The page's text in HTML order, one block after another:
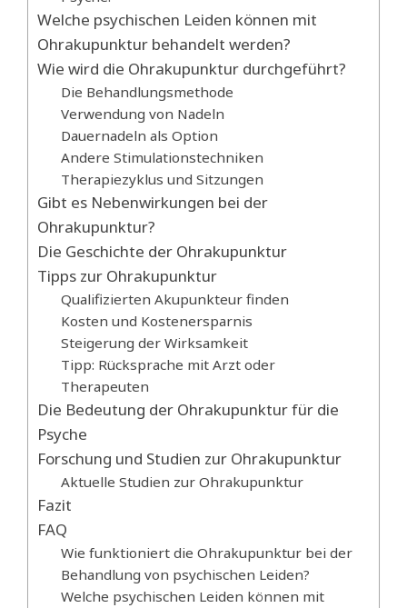
Welche psychischen Leiden können mit
Ohrakupunktur behandelt werden?
Wie wird die Ohrakupunktur durchgeführt?
Die Behandlungsmethode
Verwendung von Nadeln
Dauernadeln als Option
Andere Stimulationstechniken
Therapiezyklus und Sitzungen
Gibt es Nebenwirkungen bei der
Ohrakupunktur?
Die Geschichte der Ohrakupunktur
Tipps zur Ohrakupunktur
Qualifizierten Akupunkteur finden
Kosten und Kostenersparnis
Steigerung der Wirksamkeit
Tipp: Rücksprache mit Arzt oder
Therapeuten
Die Bedeutung der Ohrakupunktur für die
Psyche
Forschung und Studien zur Ohrakupunktur
Aktuelle Studien zur Ohrakupunktur
Fazit
FAQ
Wie funktioniert die Ohrakupunktur bei der
Behandlung von psychischen Leiden?
Welche psychischen Leiden können mit